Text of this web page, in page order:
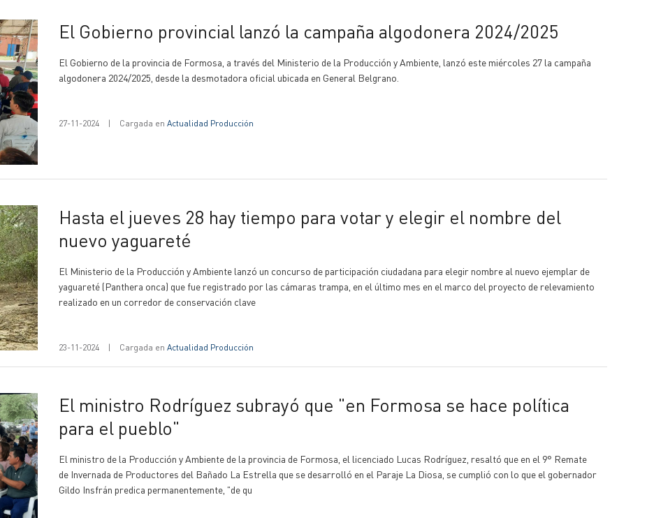
El Gobierno provincial lanzó la campaña algodonera 2024/2025
El Gobierno de la provincia de Formosa, a través del Ministerio de la Producción y Ambiente, lanzó este miércoles 27 la campaña
algodonera 2024/2025, desde la desmotadora oficial ubicada en General Belgrano.
27-11-2024 | Cargada en Actualidad Producción
Hasta el jueves 28 hay tiempo para votar y elegir el nombre del
nuevo yaguareté
El Ministerio de la Producción y Ambiente lanzó un concurso de participación ciudadana para elegir nombre al nuevo ejemplar de
yaguareté (Panthera onca) que fue registrado por las cámaras trampa, en el último mes en el marco del proyecto de relevamiento
realizado en un corredor de conservación clave
23-11-2024 | Cargada en Actualidad Producción
El ministro Rodríguez subrayó que "en Formosa se hace política
para el pueblo"
El ministro de la Producción y Ambiente de la provincia de Formosa, el licenciado Lucas Rodríguez, resaltó que en el 9° Remate
de Invernada de Productores del Bañado La Estrella que se desarrolló en el Paraje La Diosa, se cumplió con lo que el gobernador
Gildo Insfrán predica permanentemente, "de qu